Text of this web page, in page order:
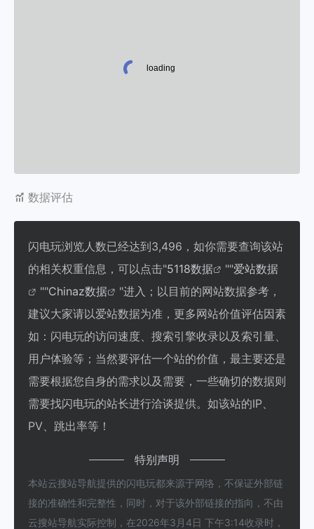
数据评估
闪电玩浏览人数已经达到3,496，如你需要查询该站
的相关权重信息，可以点击"5118数据 ""爱站数据
""Chinaz数据
"进入；以目前的网站数据参考，
建议大家请以爱站数据为准，更多网站价值评估因素
如：闪电玩的访问速度、搜索引擎收录以及索引量、
用户体验等；当然要评估一个站的价值，最主要还是
需要根据您自身的需求以及需要，一些确切的数据则
需要找闪电玩的站长进行洽谈提供。如该站的IP、
PV、跳出率等！
特别声明
本站云搜站导航提供的闪电玩都来源于网络，不保证外部链
接的准确性和完整性，同时，对于该外部链接的指向，不由
云搜站导航实际控制，在2026年3月4日 下午3:14收录时，